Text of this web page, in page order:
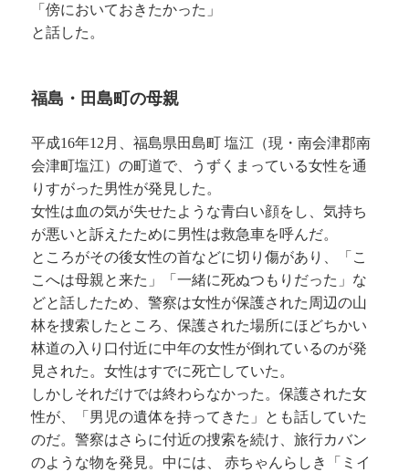
「傍においておきたかった」
と話した。
福島・田島町の母親
平成16年12月、福島県田島町 塩江（現・南会津郡南
会津町塩江）の町道で、うずくまっている女性を通
りすがった男性が発見した。
女性は血の気が失せたような青白い顔をし、気持ち
が悪いと訴えたために男性は救急車を呼んだ。
ところがその後女性の首などに切り傷があり、「こ
こへは母親と来た」「一緒に死ぬつもりだった」な
どと話したため、警察は女性が保護された周辺の山
林を捜索したところ、保護された場所にほどちかい
林道の入り口付近に中年の女性が倒れているのが発
見された。女性はすでに死亡していた。
しかしそれだけでは終わらなかった。保護された女
性が、「男児の遺体を持ってきた」とも話していた
のだ。警察はさらに付近の捜索を続け、旅行カバン
のような物を発見。中には、 赤ちゃんらしき「ミイ